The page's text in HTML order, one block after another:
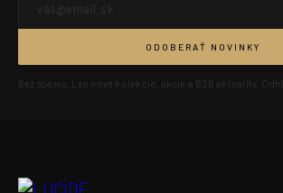
ODOBERAŤ NOVINKY
Bez spamu. Len nové kolekcie, akcie a B2B aktuality.